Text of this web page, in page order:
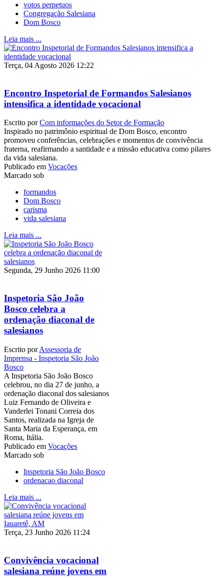
votos perpetuos
Congregação Salesiana
Dom Bosco
Leia mais ...
Terça, 04 Agosto 2026 12:22
Encontro Inspetorial de Formandos Salesianos
intensifica a identidade vocacional
Escrito porCom informações do Setor de Formação
Inspirado no patrimônio espiritual de Dom Bosco, encontro
promoveu conferências, celebrações e momentos de convivência
fraterna, reafirmando a santidade e a missão educativa como pilares
da vida salesiana.
Publicado em Vocações
Marcado sob
formandos
Dom Bosco
carisma
vida salesiana
Leia mais ...
Segunda, 29 Junho 2026 11:00
Inspetoria São João
Bosco celebra a
ordenação diaconal de
salesianos
Escrito porAssessoria de
Imprensa - Inspetoria São João
Bosco
A Inspetoria São João Bosco
celebrou, no dia 27 de junho, a
ordenação diaconal dos salesianos
Luiz Fernando de Oliveira e
Vanderlei Tonani Correia dos
Santos, realizada na Igreja de
Santa Maria da Esperança, em
Roma, Itália.
Publicado em Vocações
Marcado sob
Inspetoria São João Bosco
ordenacao diaconal
Leia mais ...
Terça, 23 Junho 2026 11:24
Convivência vocacional
salesiana reúne jovens em